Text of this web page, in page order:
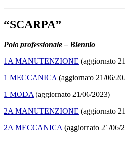
“SCARPA”
Polo professionale – Biennio
1A MANUTENZIONE (aggiornato
1 MECCANICA (aggiornato 21/06/
1 MODA (aggiornato 21/06/2023)
2A MANUTENZIONE (aggiornato
2A MECCANICA (aggiornato 21/06/